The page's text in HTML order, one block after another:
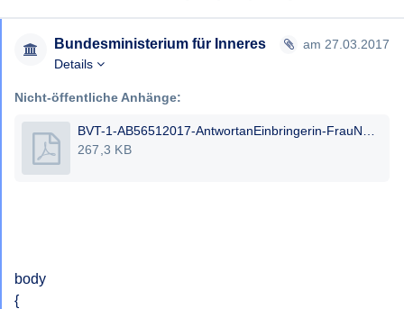
Bundesministerium für Inneres
am 27.03.2017
Details
Nicht-öffentliche Anhänge:
267,3 KB
body
{